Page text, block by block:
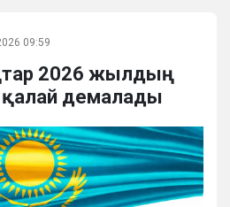
09:59
2026 жылдың
демалады